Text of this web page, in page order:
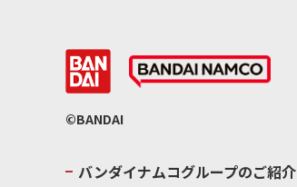
©BANDAI
バンダイナムコグループのご紹介